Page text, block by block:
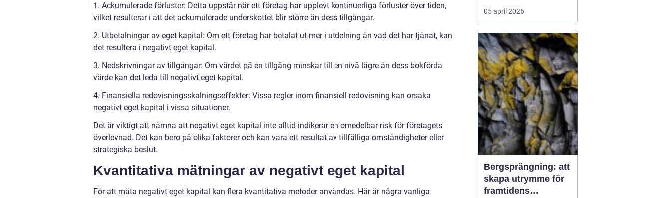
1. Ackumulerade förluster: Detta uppstår när ett företag har upplevt kontinuerliga förluster över tiden,
vilket resulterar i att det ackumulerade underskottet blir större än dess tillgångar.
2. Utbetalningar av eget kapital: Om ett företag har betalat ut mer i utdelning än vad det har tjänat, kan
det resultera i negativt eget kapital.
3. Nedskrivningar av tillgångar: Om värdet på en tillgång minskar till en nivå lägre än dess bokförda
värde kan det leda till negativt eget kapital.
4. Finansiella redovisningsskalningseffekter: Vissa regler inom finansiell redovisning kan orsaka
negativt eget kapital i vissa situationer.
Det är viktigt att nämna att negativt eget kapital inte alltid indikerar en omedelbar risk för företagets
överlevnad. Det kan bero på olika faktorer och kan vara ett resultat av tillfälliga omständigheter eller
strategiska beslut.
Kvantitativa mätningar av negativt eget kapital
För att mäta negativt eget kapital kan flera kvantitativa metoder användas. Här är några vanliga
företagare i Skaraborg
fungerar det som ett
verksamheten mår, vilka
satsningar som lönat sig
och var riskerna finns...
05 april 2026
Bergsprängning: att
skapa utrymme för
framtidens